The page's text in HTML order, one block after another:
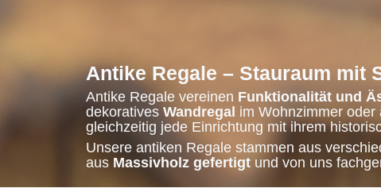
Antike Regale – Stauraum mit
Antike Regale vereinen Funktionalität und
dekoratives Wandregal im Wohnzimmer oder
gleichzeitig jede Einrichtung mit ihrem
Unsere antiken Regale stammen aus
aus Massivholz gefertigt und von uns